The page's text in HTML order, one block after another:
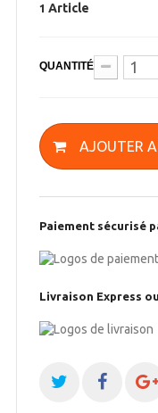
1 Article
QUANTITÉ
AJOUTER
Paiement sécurisé
Livraison Express